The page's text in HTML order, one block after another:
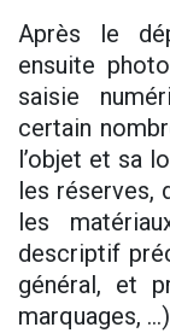
Après le
ensuite
saisie
certain
l’objet et sa
les réserves,
les
descriptif
général, et
marquages, …)